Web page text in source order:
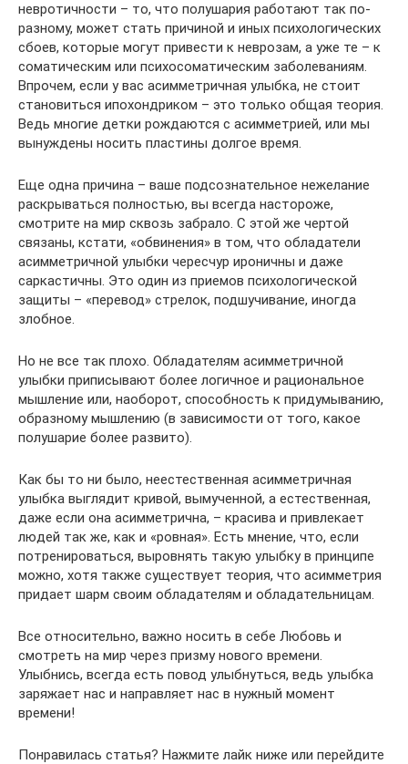
невротичности – то, что полушария работают так по-
разному, может стать причиной и иных психологических
сбоев, которые могут привести к неврозам, а уже те – к
соматическим или психосоматическим заболеваниям.
Впрочем, если у вас асимметричная улыбка, не стоит
становиться ипохондриком – это только общая теория.
Ведь многие детки рождаются с асимметрией, или мы
вынуждены носить пластины долгое время.
Еще одна причина – ваше подсознательное нежелание
раскрываться полностью, вы всегда настороже,
смотрите на мир сквозь забрало. С этой же чертой
связаны, кстати, «обвинения» в том, что обладатели
асимметричной улыбки чересчур ироничны и даже
саркастичны. Это один из приемов психологической
защиты – «перевод» стрелок, подшучивание, иногда
злобное.
Но не все так плохо. Обладателям асимметричной
улыбки приписывают более логичное и рациональное
мышление или, наоборот, способность к придумыванию,
образному мышлению (в зависимости от того, какое
полушарие более развито).
Как бы то ни было, неестественная асимметричная
улыбка выглядит кривой, вымученной, а естественная,
даже если она асимметрична, – красива и привлекает
людей так же, как и «ровная». Есть мнение, что, если
потренироваться, выровнять такую улыбку в принципе
можно, хотя также существует теория, что асимметрия
придает шарм своим обладателям и обладательницам.
Все относительно, важно носить в себе Любовь и
смотреть на мир через призму нового времени.
Улыбнись, всегда есть повод улыбнуться, ведь улыбка
заряжает нас и направляет нас в нужный момент
времени!
Понравилась статья? Нажмите лайк ниже или перейдите